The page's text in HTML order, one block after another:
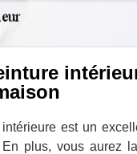
intérieure est un
plus, vous aurez